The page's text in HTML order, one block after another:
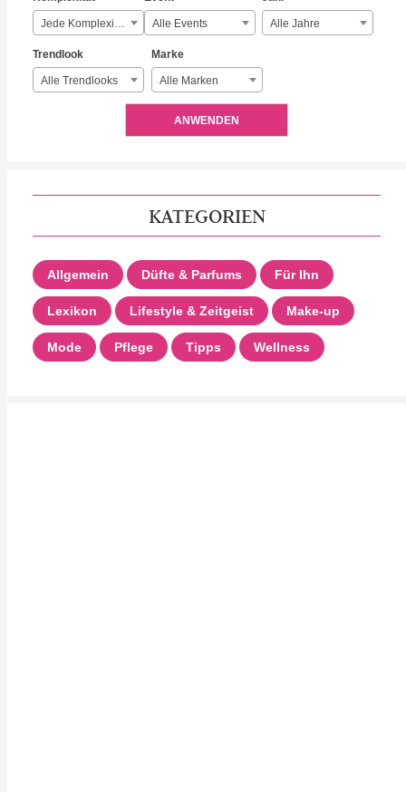
Jede Komplexität Alle Events Alle Jahre
Trendlook
Alle Trendlooks
Marke
Alle Marken
ANWENDEN
KATEGORIEN
Allgemein Düfte & Parfums Für Ihn
Lexikon Lifestyle & Zeitgeist Make-up
Mode Pflege Tipps Wellness